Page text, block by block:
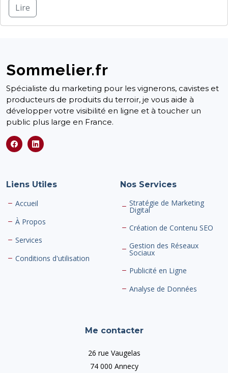
Lire
Sommelier.fr
Spécialiste du marketing pour les vignerons, cavistes et
producteurs de produits du terroir, je vous aide à
développer votre visibilité en ligne et à toucher un
public plus large en France.
Liens Utiles
Accueil
À Propos
Services
Conditions d'utilisation
Nos Services
Stratégie de Marketing
Digital
Création de Contenu SEO
Gestion des Réseaux
Sociaux
Publicité en Ligne
Analyse de Données
Me contacter
26 rue Vaugelas
74 000 Annecy